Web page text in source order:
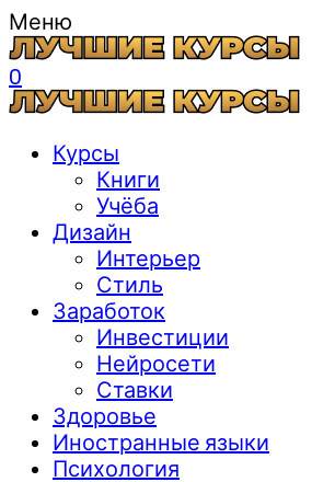
Меню
0
Курсы
Книги
Учёба
Дизайн
Интерьер
Стиль
Заработок
Инвестиции
Нейросети
Ставки
Здоровье
Иностранные языки
Психология